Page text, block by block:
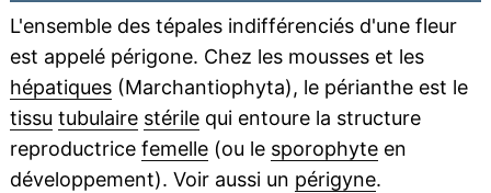
L'ensemble des tépales indifférenciés d'une fleur
est appelé périgone. Chez les mousses et les
hépatiques(Marchantiophyta), le périanthe est le
tissu tubulaire stérilequi entoure la structure
reproductrice femelle(ou le sporophyteen
développement). Voir aussi un périgyne.